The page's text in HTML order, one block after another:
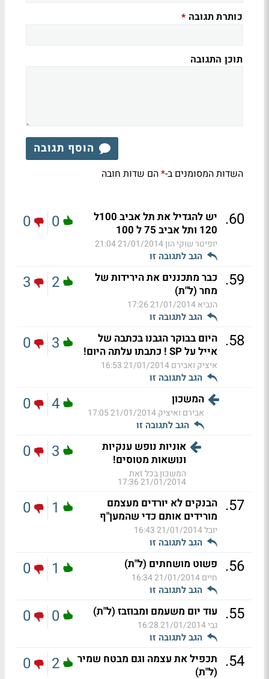
כותרת תגובה *
תוכן התגובה
הוסף תגובה
השדות המסומנים ב-*הם שדות חובה
60
.
יש להגדיל את תל אביב 100ל
120 ותל אביב 75 ל 100
יופיטר שוקי הון21/01/2014 21:04
הגב לתגובה זו
0
0
59
. כבר מתכננים את הירידות של
מחר (ל"ת)
הנביא21/01/2014 17:26
הגב לתגובה זו
2
3
58
. היום בבוקר הגבנו בכתבה של
אייל על SP ! כתבתו עלתה היום!
איציק ואבירם21/01/2014 16:53
הגב לתגובה זו
3
0
המשכון
אבירם ואיציק21/01/2014 17:05
הגב לתגובה זו
4
0
אוניות נופש ענקיות
ונושאות מטוסים!
המשכון בכל זאת
21/01/2014 17:36
3
0
57
.
הבנקים לא יורדים מעצמם
מורידים אותם כדי שהמען"ף
יובל21/01/2014 16:43
הגב לתגובה זו
1
0
56
. פשוט מושחתים (ל"ת)
חיים21/01/2014 16:34
הגב לתגובה זו
1
0
55
. עוד יום משעמם ומבוזבז (ל"ת)
גבי21/01/2014 16:28
הגב לתגובה זו
0
0
54
. תכפיל את עצמה וגם מבטח שמיר
(ל"ת)
2
0